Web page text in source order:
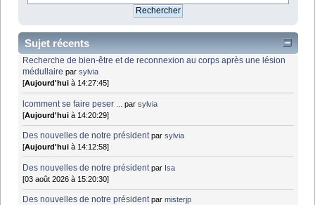
Sujet récents
Recherche de bien-être et de reconnexion au corps après une lésion
médullaire parsylvia
[Aujourd'hui à 14:27:45]
lcomment se faire peser ... parsylvia
[Aujourd'hui à 14:20:29]
Des nouvelles de notre président parsylvia
[Aujourd'hui à 14:12:58]
Des nouvelles de notre président par Isa
[03 août 2026 à 15:20:30]
Des nouvelles de notre président parmisterjp